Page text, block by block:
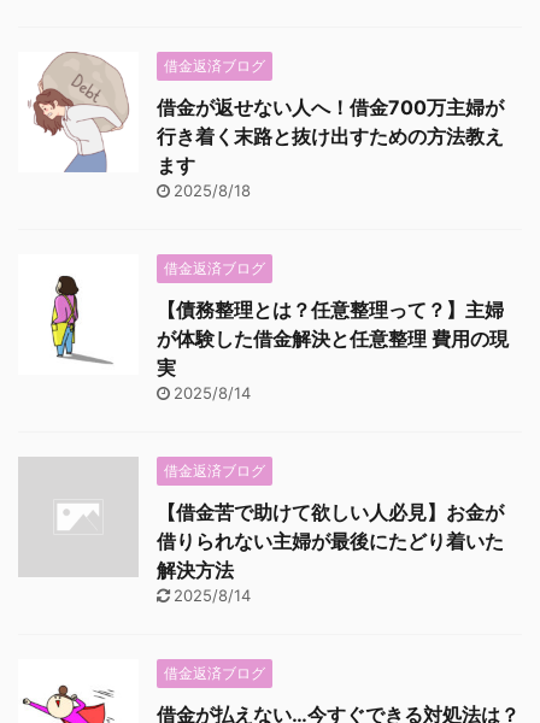
借金返済ブログ
借金が返せない人へ！借金700万主婦が
行き着く末路と抜け出すための方法教え
ます
2025/8/18
借金返済ブログ
【債務整理とは？任意整理って？】主婦
が体験した借金解決と任意整理 費用の現
実
2025/8/14
借金返済ブログ
【借金苦で助けて欲しい人必見】お金が
借りられない主婦が最後にたどり着いた
解決方法
2025/8/14
借金返済ブログ
借金が払えない…今すぐできる対処法は？